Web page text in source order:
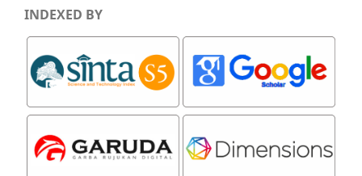
INDEXED BY